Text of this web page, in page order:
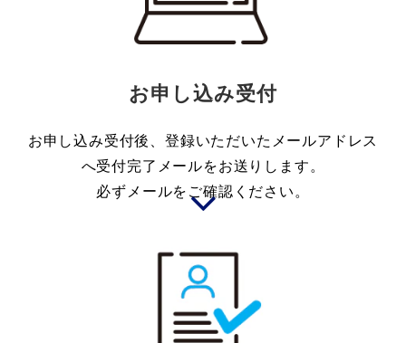
お申し込み受付
お申し込み受付後、登録いただいたメールアドレス
へ受付完了メールをお送りします。
必ずメールをご確認ください。